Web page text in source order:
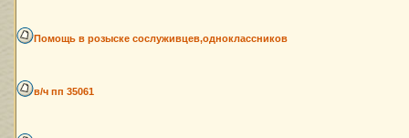
Помощь в розыске сослуживцев,одноклассников
в/ч пп 35061